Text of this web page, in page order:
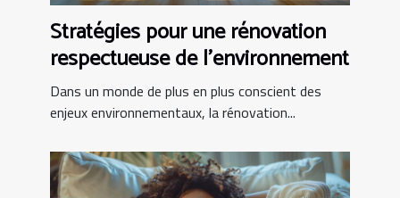
Stratégies pour une rénovation
respectueuse de l'environnement
Dans un monde de plus en plus conscient des
enjeux environnementaux, la rénovation...